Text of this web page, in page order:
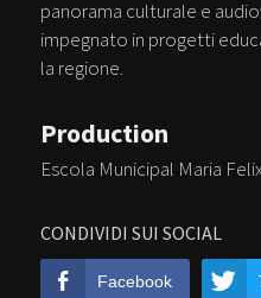
CONDIVIDI SUI SOCIAL
Facebook
panorama culturale e
impegnato in progetti
la regione.
Production
Escola Municipal Maria